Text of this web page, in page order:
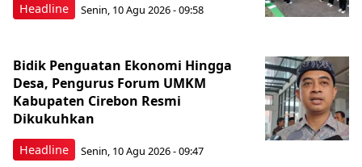
Headline Senin, 10 Agu 2026 - 09:58
Headline
Bidik Penguatan Ekonomi Hingga
Desa, Pengurus Forum UMKM
Kabupaten Cirebon Resmi
Dikukuhkan
Senin, 10 Agu 2026 - 09:47